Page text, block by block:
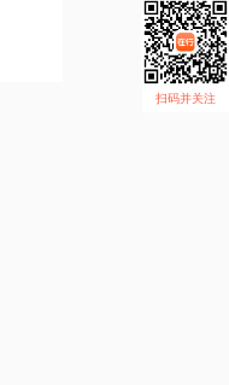
扫码并关注